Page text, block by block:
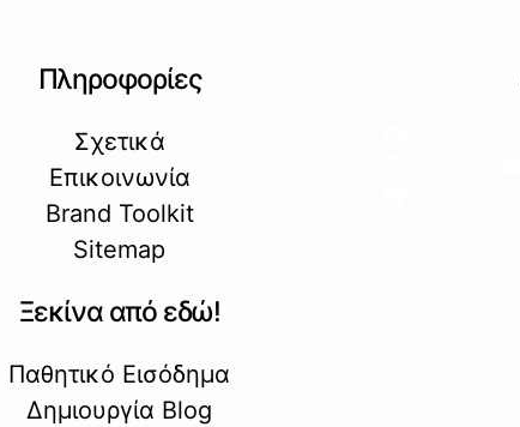
Πληροφορίες
Σχετικά
Επικοινωνία
Brand Toolkit
Sitemap
Ξεκίνα από εδώ!
Παθητικό Εισόδημα
Δημιουργία Blog